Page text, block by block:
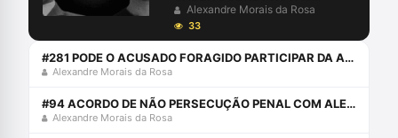
DIGITAIS
Alexandre Morais da Rosa
33
#281 PODE O ACUSADO FORAGIDO PARTICIPAR DA AUDIÊNCIA ONLINE?
Alexandre Morais da Rosa
#94 ACORDO DE NÃO PERSECUÇÃO PENAL COM ALEXANDRE E JOÃO PORTO SILVÉRIO JÚNIOR
Alexandre Morais da Rosa